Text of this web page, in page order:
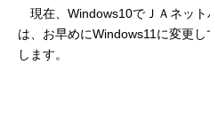
セキュリティ
現在、Windows10でＪＡネット
は、お早めにWindows11に変更
します。